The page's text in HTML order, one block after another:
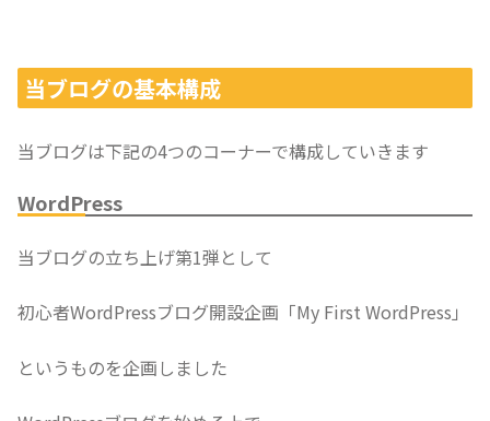
当ブログの基本構成
当ブログは下記の4つのコーナーで構成していきます
WordPress
当ブログの立ち上げ第1弾として
初心者WordPressブログ開設企画「My First WordPress」
というものを企画しました